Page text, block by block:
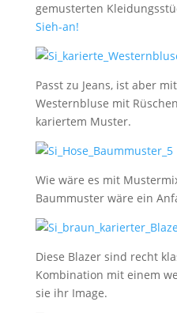
gemusterten
Sieh-an!
Passt zu Jeans, ist aber
Westernbluse mit
kariertem Muster.
Wie wäre es mit
Baummuster wäre ein
Diese Blazer sind recht
Kombination mit einem
sie ihr Image.